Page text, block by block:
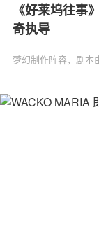
《好莱坞往事
奇执导
梦幻制作阵容，剧本